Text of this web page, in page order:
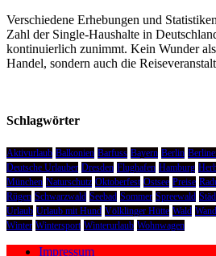
Verschiedene Erhebungen und
Zahl der Single-Haushalte in
kontinuierlich zunimmt. Kein Wunder
Handel, sondern auch die
Schlagwörter
Aktivurlaub Balkonien Barfuss Bayern Berlin
Deutsche Urlauber Dresden Flughafen Hamburg
München Naturschutz Oktoberfest Ostsee Preise
Rügen Schwarzwald Seebad Sommer Spreewald
Urlaub Urlaub mit Hund Völklinger Hütte Wald
Winter Wintersport Winterurlaub Wohnwagen
Impressum